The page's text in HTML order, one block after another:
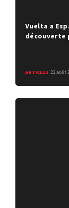
Vuelta a
découverte
ARTICLES 22 août